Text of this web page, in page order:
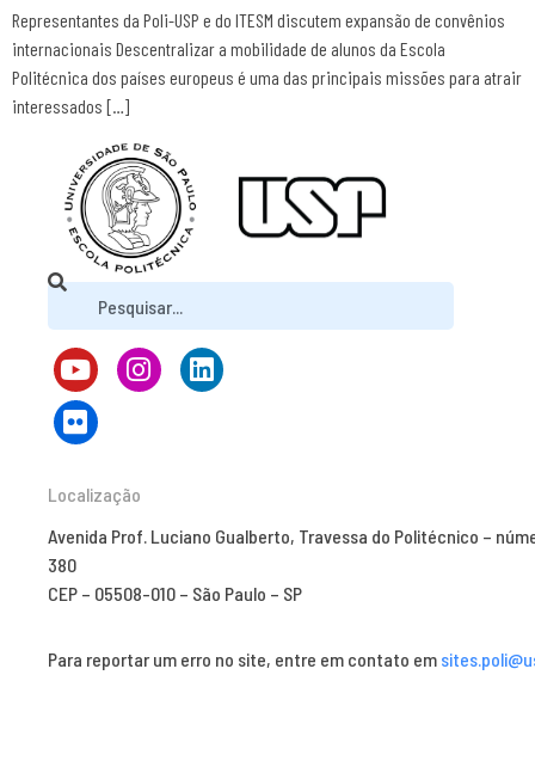
Representantes da Poli-USP e do ITESM discutem expansão de convênios
internacionais Descentralizar a mobilidade de alunos da Escola
Politécnica dos países europeus é uma das principais missões para atrair
interessados […]
Localização
Avenida Prof. Luciano Gualberto, Travessa do Politécnico –
380
CEP – 05508-010 – São Paulo – SP
Para reportar um erro no site, entre em contato em